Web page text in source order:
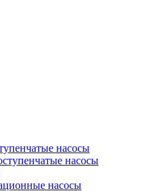
насосы
насосы
насосы